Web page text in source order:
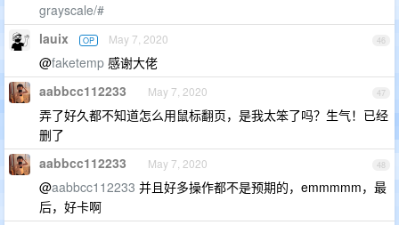
grayscale/#
46
lauix OP May 7, 2020
@faketemp 感谢大佬
47
aabbcc112233 May 7, 2020
弄了好久都不知道怎么用鼠标翻页，是我太笨了吗？生气！已经
删了
48
aabbcc112233 May 7, 2020
@aabbcc112233 并且好多操作都不是预期的，emmmmm，最
后，好卡啊